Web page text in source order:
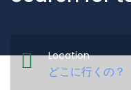
Location